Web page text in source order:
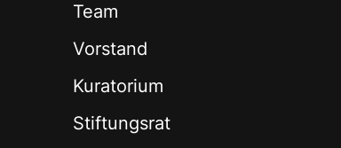
Team
Vorstand
Kuratorium
Stiftungsrat